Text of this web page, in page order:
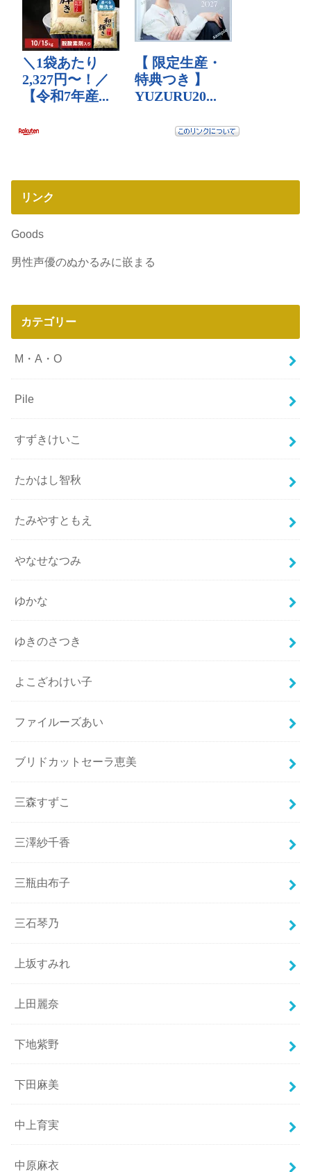
リンク
Goods
男性声優のぬかるみに嵌まる
カテゴリー
M・A・O
Pile
すずきけいこ
たかはし智秋
たみやすともえ
やなせなつみ
ゆかな
ゆきのさつき
よこざわけい子
ファイルーズあい
ブリドカットセーラ恵美
三森すずこ
三澤紗千香
三瓶由布子
三石琴乃
上坂すみれ
上田麗奈
下地紫野
下田麻美
中上育実
中原麻衣